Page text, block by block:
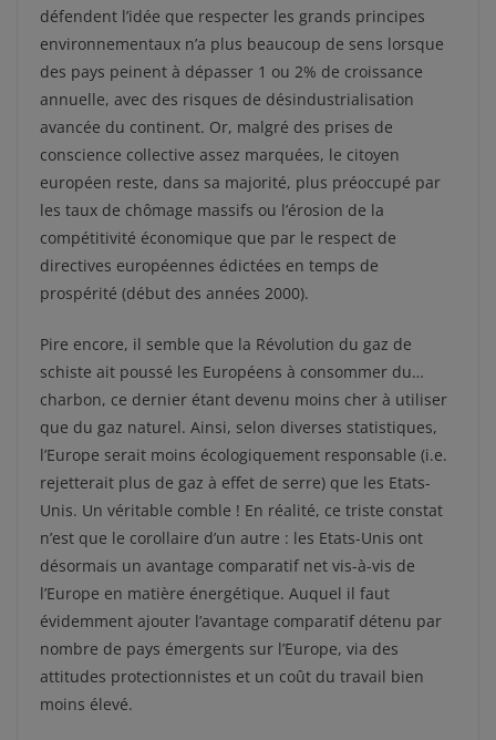
défendent l’idée que respecter les grands principes
environnementaux n’a plus beaucoup de sens lorsque
des pays peinent à dépasser 1 ou 2% de croissance
annuelle, avec des risques de désindustrialisation
avancée du continent. Or, malgré des prises de
conscience collective assez marquées, le citoyen
européen reste, dans sa majorité, plus préoccupé par
les taux de chômage massifs ou l’érosion de la
compétitivité économique que par le respect de
directives européennes édictées en temps de
prospérité (début des années 2000).
Pire encore, il semble que la Révolution du gaz de
schiste ait poussé les Européens à consommer du…
charbon, ce dernier étant devenu moins cher à utiliser
que du gaz naturel. Ainsi, selon diverses statistiques,
l’Europe serait moins écologiquement responsable (i.e.
rejetterait plus de gaz à effet de serre) que les Etats-
Unis. Un véritable comble ! En réalité, ce triste constat
n’est que le corollaire d’un autre : les Etats-Unis ont
désormais un avantage comparatif net vis-à-vis de
l’Europe en matière énergétique. Auquel il faut
évidemment ajouter l’avantage comparatif détenu par
nombre de pays émergents sur l’Europe, via des
attitudes protectionnistes et un coût du travail bien
moins élevé.